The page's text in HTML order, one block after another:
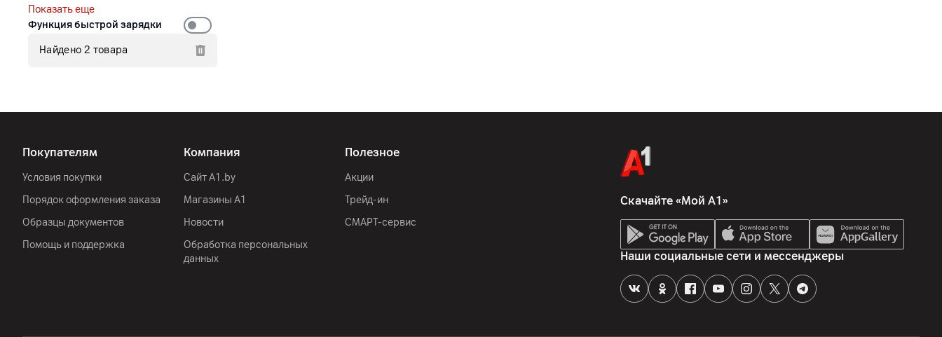
Показать еще
Функция быстрой зарядки
Найдено 2 товара
Покупателям
Условия покупки
Порядок оформления заказа
Образцы документов
Помощь и поддержка
Компания
Сайт A1.by
Магазины А1
Новости
Обработка персональных
данных
Полезное
Акции
Трейд-ин
СМАРТ-сервис
Скачайте «Мой А1»
Наши социальные сети и мессенджеры